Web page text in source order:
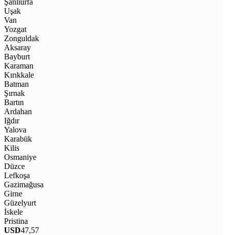
Şanlıurfa
Uşak
Van
Yozgat
Zonguldak
Aksaray
Bayburt
Karaman
Kırıkkale
Batman
Şırnak
Bartın
Ardahan
Iğdır
Yalova
Karabük
Kilis
Osmaniye
Düzce
Lefkoşa
Gazimağusa
Girne
Güzelyurt
İskele
Pristina
USD47,57